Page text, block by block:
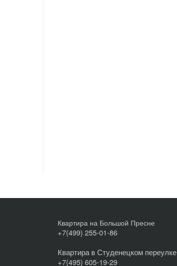
Квартира на Большой Пресне
+7(499) 255-01-86
Квартира в Студенецком переулке
+7(495) 605-19-29